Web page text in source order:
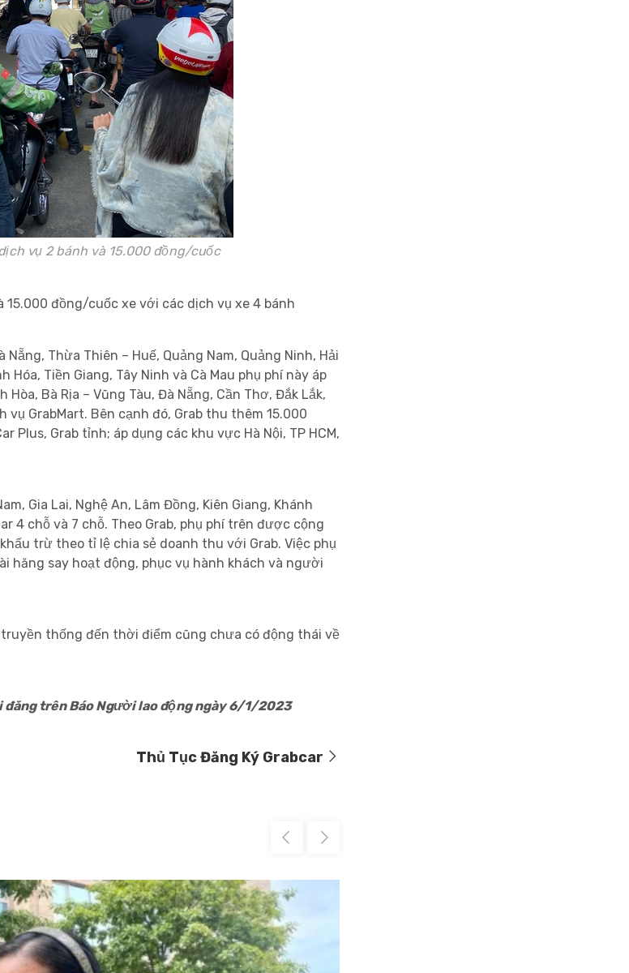
vụ 2 bánh và 15.000 đồng/cuốc
đồng/cuốc xe với các dịch vụ xe 4 bánh
Thừa Thiên – Huế, Quảng Nam, Quảng Ninh, Hải
Tiền Giang, Tây Ninh và Cà Mau phụ phí này áp
Hòa, Bà Rịa – Vũng Tàu, Đà Nẵng, Cần Thơ, Đắk Lắk,
vụ GrabMart. Bên cạnh đó, Grab thu thêm 15.000
Plus, Grab tỉnh; áp dụng các khu vực Hà Nội, TP HCM,
Gia Lai, Nghệ An, Lâm Đồng, Kiên Giang, Khánh
4 chỗ và 7 chỗ. Theo Grab, phụ phí trên được cộng
trừ theo tỉ lệ chia sẻ doanh thu với Grab. Việc phụ
hăng say hoạt động, phục vụ hành khách và người
thống đến thời điểm cũng chưa có động thái về
động ngày 6/1/2023
Thủ Tục Đăng Ký Grabcar